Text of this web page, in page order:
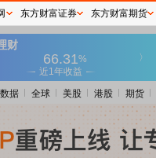
数据 全球 美股 港股 期货
东方财富证券 东方财富期货